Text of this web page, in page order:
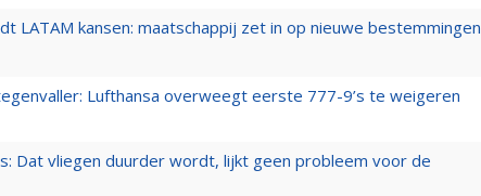
LATAM kansen: maatschappij zet in op nieuwe bestemmingen
Lufthansa overweegt eerste 777-9’s te weigeren
Dat vliegen duurder wordt, lijkt geen probleem voor de